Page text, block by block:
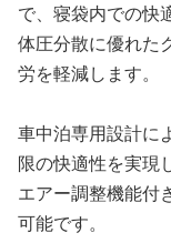
で、寝袋内での快
体圧分散に優れた
労を軽減します。
車中泊専用設計に
限の快適性を実現
エアー調整機能付
可能です。